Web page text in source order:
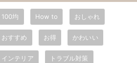
100均 How to おしゃれ
おすすめ お得 かわいい
インテリア トラブル対策